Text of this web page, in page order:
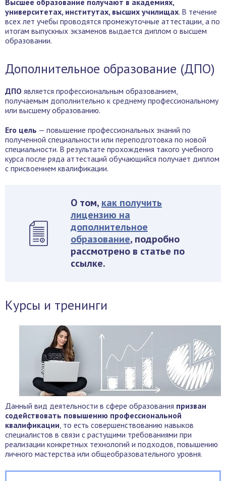
Высшее образование получают в академиях,
университетах, институтах, высших училищах. В течение
всех лет учебы проводятся промежуточные аттестации, а по
итогам выпускных экзаменов выдается диплом о высшем
образовании.
Дополнительное образование (ДПО)
ДПО является профессиональным образованием,
получаемым дополнительно к среднему профессиональному
или высшему образованию.
Его цель — повышение профессиональных знаний по
полученной специальности или переподготовка по новой
специальности. В результате прохождения такого учебного
курса после ряда аттестаций обучающийся получает диплом
с присвоением квалификации.
О том, как получить
лицензию на
дополнительное
образование, подробно
рассмотрено в статье по
ссылке.
Курсы и тренинги
Данный вид деятельности в сфере образования призван
содействовать повышению профессиональной
квалификации, то есть совершенствованию навыков
специалистов в связи с растущими требованиями при
реализации конкретных технологий и подходов, повышению
личного мастерства или общеобразовательного уровня.